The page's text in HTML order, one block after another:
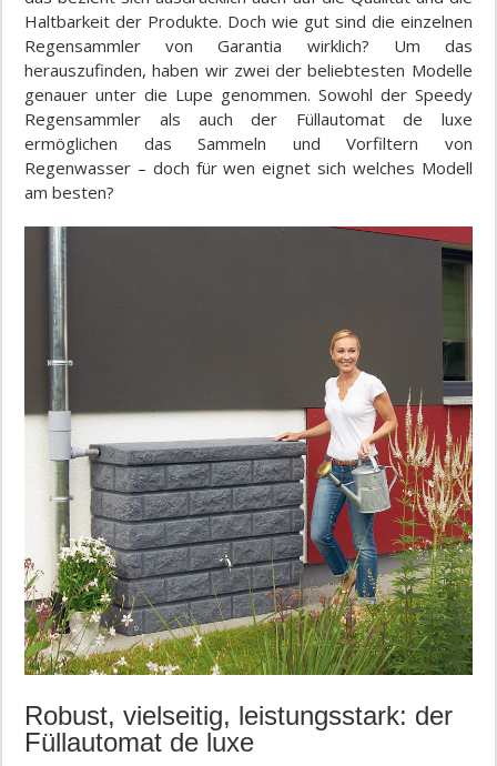
Haltbarkeit der Produkte. Doch wie gut sind die einzelnen
Regensammler von Garantia wirklich? Um das
herauszufinden, haben wir zwei der beliebtesten Modelle
genauer unter die Lupe genommen. Sowohl der Speedy
Regensammler als auch der Füllautomat de luxe
ermöglichen das Sammeln und Vorfiltern von
Regenwasser – doch für wen eignet sich welches Modell
am besten?
Robust, vielseitig, leistungsstark: der
Füllautomat de luxe